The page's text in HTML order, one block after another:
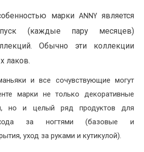
марки ANNY является
(каждые пару месяцев)
Обычно эти коллекции
лаков.
и все сочувствующие могут
марки не только декоративные
но и целый ряд продуктов для
за ногтями (базовые и
уход за руками и кутикулой).